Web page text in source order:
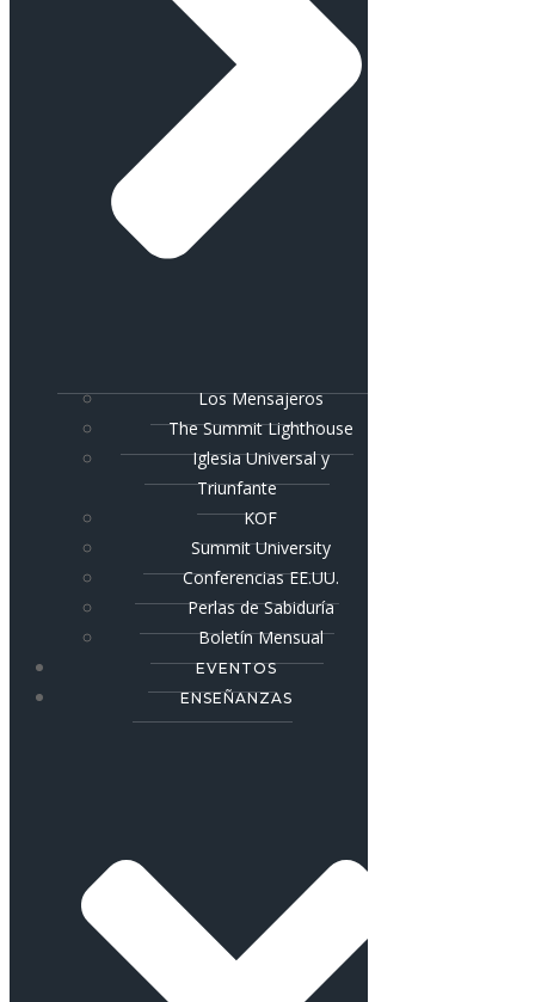
Los Mensajeros
The Summit Lighthouse
Iglesia Universal y
Triunfante
KOF
Summit University
Conferencias EE.UU.
Perlas de Sabiduría
Boletín Mensual
EVENTOS
ENSEÑANZAS